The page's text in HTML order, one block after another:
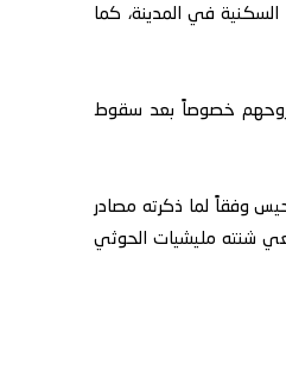
في المدينة، كما
خصوصاً بعد سقوط
في سماء حيس وفقاً لما ذكرته مصادر
بقصف مدفعي شنته مليشيات الحوثي